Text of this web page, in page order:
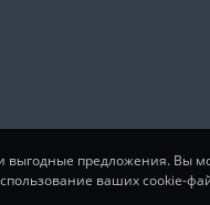
выгодные предложения. Вы
ваших cookie-